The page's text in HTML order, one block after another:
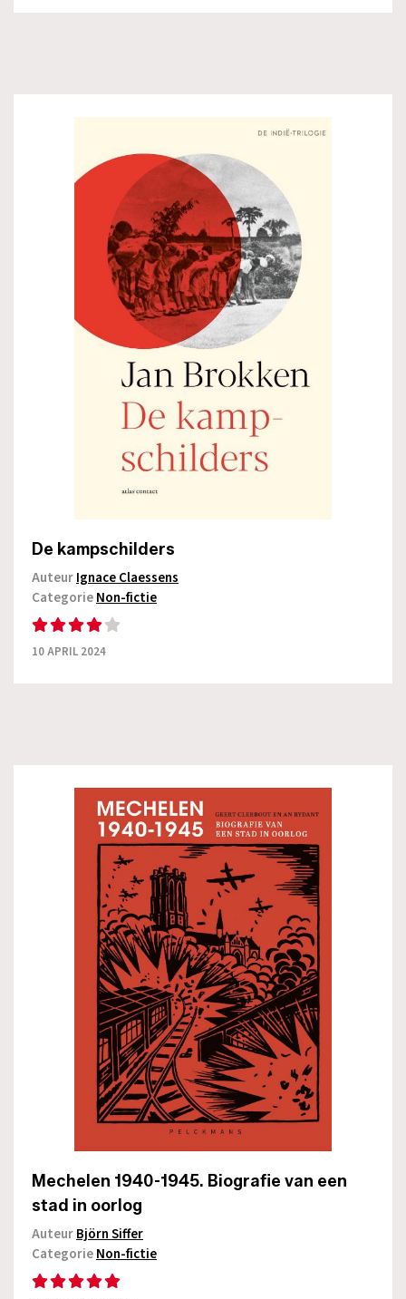
De kampschilders
AuteurIgnace Claessens
CategorieNon-fictie
10 APRIL 2024
Mechelen 1940-1945. Biografie van een
stad in oorlog
AuteurBjörn Siffer
CategorieNon-fictie